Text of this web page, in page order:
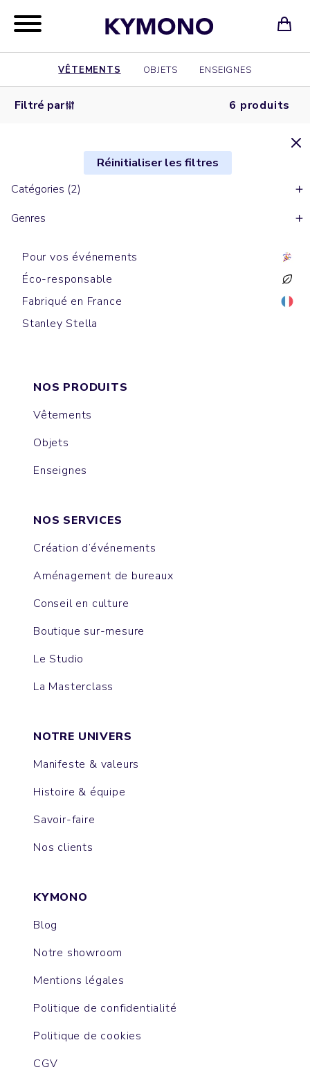
VÊTEMENTS OBJETS ENSEIGNES
Filtré par 6 produits
Réinitialiser les filtres
Catégories (2)
Genres
Pour vos événements
Éco-responsable
Fabriqué en France
Stanley Stella
Sweats zippés à capuche
MONTAIGNE
Sweats zippés à capuche
CULTIVATOR
Sweats zippés à capuche
HYGGER SHERPA
Sweats zippés
TRUCKER
Sweats zippés à capuche
IDA
Sweats zippés
PLAYER
NOS PRODUITS
Vêtements
Objets
Enseignes
NOS SERVICES
Création d’événements
Aménagement de bureaux
Conseil en culture
Boutique sur-mesure
Le Studio
La Masterclass
NOTRE UNIVERS
Manifeste & valeurs
Histoire & équipe
Savoir-faire
Nos clients
KYMONO
Blog
Notre showroom
Mentions légales
Politique de confidentialité
Politique de cookies
CGV